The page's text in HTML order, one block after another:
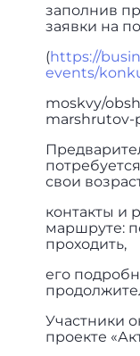
заполнив
заявки на
(https://
events/
moskvy/
marshrutov-
свои
контакты и
маршруте:
проходить,
его
Участники
проекте